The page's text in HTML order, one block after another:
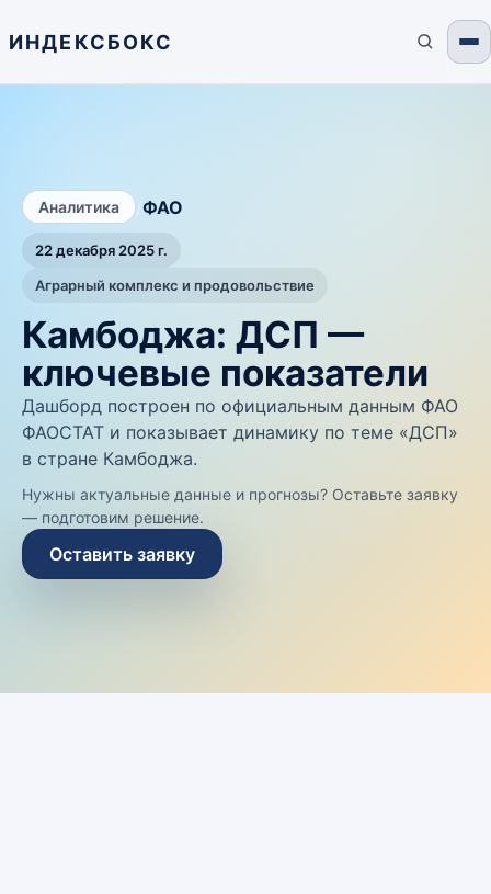
ИНДЕКСБОКС
Аналитика ФАО
22 декабря 2025 г.
Аграрный комплекс и продовольствие
Камбоджа: ДСП —
ключевые показатели
Дашборд построен по официальным данным ФАО
ФАОСТАТ и показывает динамику по теме «ДСП»
в стране Камбоджа.
Нужны актуальные данные и прогнозы? Оставьте заявку
— подготовим решение.
Оставить заявку